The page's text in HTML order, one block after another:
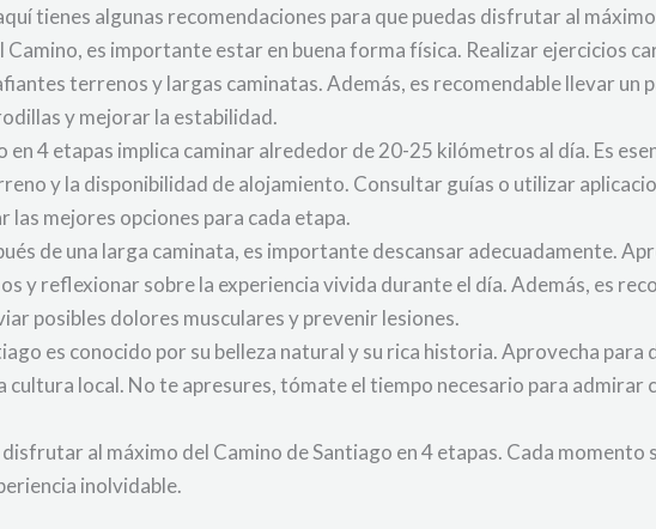
tienes algunas recomendaciones para que puedas disfrutar al
es importante estar en buena forma física. Realizar ejercicios
terrenos y largas caminatas. Además, es recomendable llevar un
y mejorar la estabilidad.
4 etapas implica caminar alrededor de 20-25 kilómetros al día. Es
y la disponibilidad de alojamiento. Consultar guías o utilizar
mejores opciones para cada etapa.
de una larga caminata, es importante descansar adecuadamente.
y reflexionar sobre la experiencia vivida durante el día. Además, es
posibles dolores musculares y prevenir lesiones.
es conocido por su belleza natural y su rica historia. Aprovecha para
local. No te apresures, tómate el tiempo necesario para admirar
al máximo del Camino de Santiago en 4 etapas. Cada momento
inolvidable.